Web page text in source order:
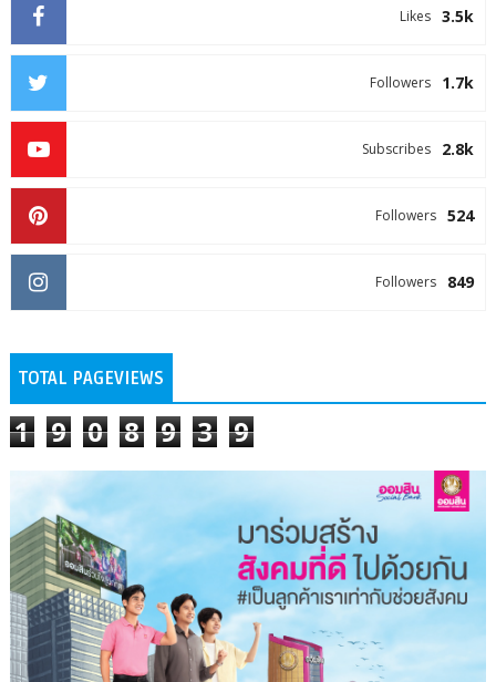
3.5k
Likes
1.7k
Followers
2.8k
Subscribes
524
Followers
849
Followers
TOTAL PAGEVIEWS
1 9 0 8 9 3 9